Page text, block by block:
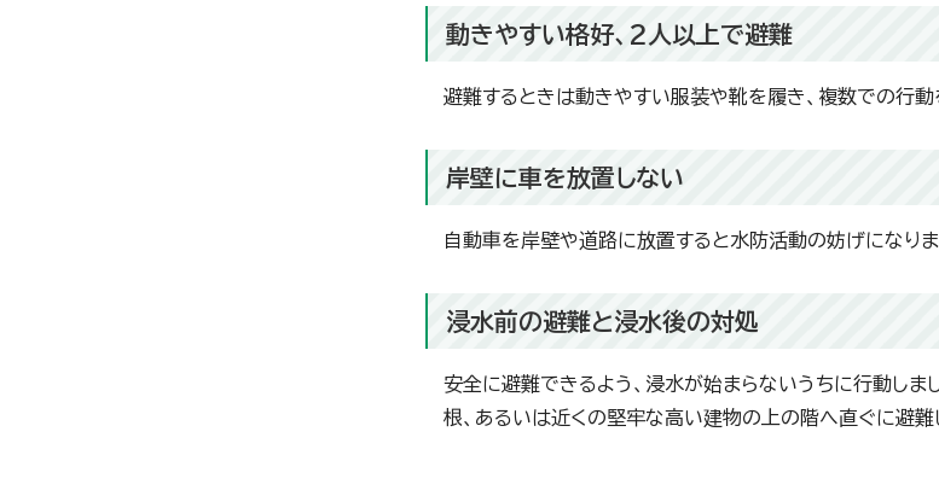
動きやすい格好、2人以上で避難
避難するときは動きやすい服装や靴を履き、複数での行動
岸壁に車を放置しない
自動車を岸壁や道路に放置すると水防活動の妨げになりま
浸水前の避難と浸水後の対処
安全に避難できるよう、浸水が始まらないうちに行動しま
根、あるいは近くの堅牢な高い建物の上の階へ直ぐに避難